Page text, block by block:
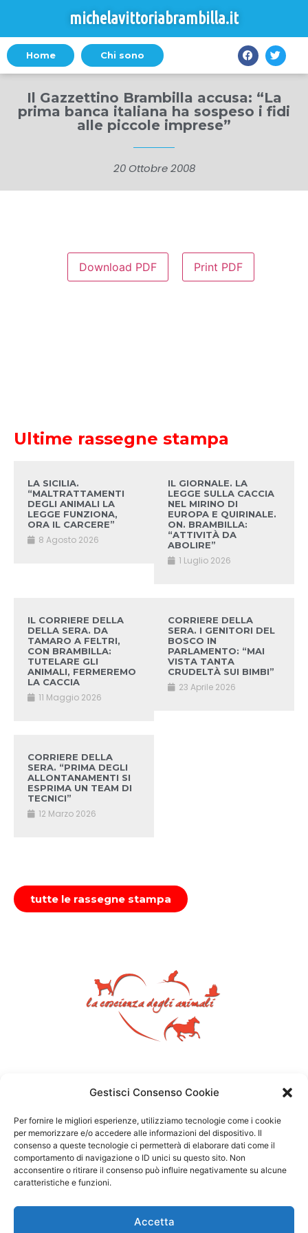
Gestisci Consenso Cookie
Per fornire le migliori esperienze, utilizziamo tecnologie come i cookie
per memorizzare e/o accedere alle informazioni del dispositivo. Il
consenso a queste tecnologie ci permetterà di elaborare dati come il
comportamento di navigazione o ID unici su questo sito. Non
acconsentire o ritirare il consenso può influire negativamente su alcune
caratteristiche e funzioni.
Accetta
michelavittoriabrambilla.it
Home Chi sono
Il Gazzettino Brambilla accusa: “La
prima banca italiana ha sospeso i fidi
alle piccole imprese”
20 Ottobre 2008
Download PDF Print PDF
Ultime rassegne stampa
LA SICILIA.
“MALTRATTAMENTI
DEGLI ANIMALI LA
LEGGE FUNZIONA,
ORA IL CARCERE”
8 Agosto 2026
IL GIORNALE. LA
LEGGE SULLA CACCIA
NEL MIRINO DI
EUROPA E QUIRINALE.
ON. BRAMBILLA:
“ATTIVITÀ DA
ABOLIRE”
1 Luglio 2026
IL CORRIERE DELLA
DELLA SERA. DA
TAMARO A FELTRI,
CON BRAMBILLA:
TUTELARE GLI
ANIMALI, FERMEREMO
LA CACCIA
11 Maggio 2026
CORRIERE DELLA
SERA. I GENITORI DEL
BOSCO IN
PARLAMENTO: “MAI
VISTA TANTA
CRUDELTÀ SUI BIMBI”
23 Aprile 2026
CORRIERE DELLA
SERA. “PRIMA DEGLI
ALLONTANAMENTI SI
ESPRIMA UN TEAM DI
TECNICI”
12 Marzo 2026
tutte le rassegne stampa